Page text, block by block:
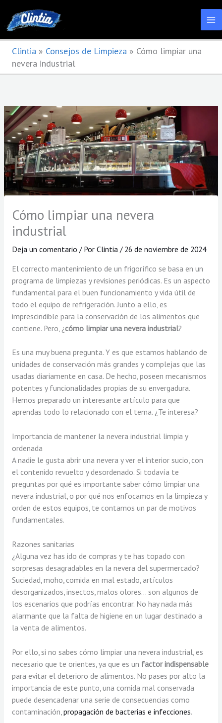
contenido
Clintia » Consejos de Limpieza » Cómo limpiar una
nevera industrial
Cómo limpiar una nevera
industrial
Deja un comentario / Por Clintia / 26 de noviembre de 2024
El correcto mantenimiento de un frigorífico se basa en un
programa de limpiezas y revisiones periódicas. Es un aspecto
fundamental para el buen funcionamiento y vida útil de
todo el equipo de refrigeración. Junto a ello, es
imprescindible para la conservación de los alimentos que
contiene. Pero, ¿cómo limpiar una nevera industrial?
Es una muy buena pregunta. Y es que estamos hablando de
unidades de conservación más grandes y complejas que las
usadas diariamente en casa. De hecho, poseen mecanismos
potentes y funcionalidades propias de su envergadura.
Hemos preparado un interesante artículo para que
aprendas todo lo relacionado con el tema. ¿Te interesa?
Importancia de mantener la nevera industrial limpia y
ordenada
A nadie le gusta abrir una nevera y ver el interior sucio, con
el contenido revuelto y desordenado. Si todavía te
preguntas por qué es importante saber cómo limpiar una
nevera industrial, o por qué nos enfocamos en la limpieza y
orden de estos equipos, te contamos un par de motivos
fundamentales.
Razones sanitarias
¿Alguna vez has ido de compras y te has topado con
sorpresas desagradables en la nevera del supermercado?
Suciedad, moho, comida en mal estado, artículos
desorganizados, insectos, malos olores… son algunos de
los escenarios que podrías encontrar. No hay nada más
alarmante que la falta de higiene en un lugar destinado a
la venta de alimentos.
Por ello, si no sabes cómo limpiar una nevera industrial, es
necesario que te orientes, ya que es un factor indispensable
para evitar el deterioro de alimentos. No pases por alto la
importancia de este punto, una comida mal conservada
puede desencadenar una serie de consecuencias como
contaminación, propagación de bacterias e infecciones.